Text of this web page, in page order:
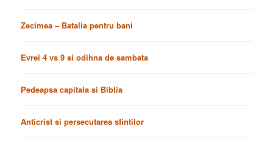
Zecimea – Batalia pentru bani
Evrei 4 vs 9 si odihna de sambata
Pedeapsa capitala si Biblia
Anticrist si persecutarea sfintilor